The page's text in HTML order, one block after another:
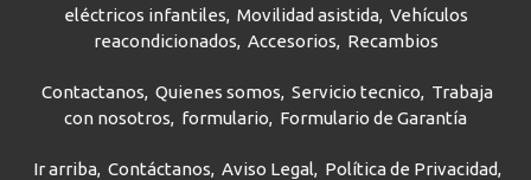
eléctricos infantiles Movilidad asistida Vehículos
reacondicionados Accesorios Recambios
Contactanos Quienes somos Servicio tecnico
Trabaja
con nosotros
formulario Formulario de Garantía
Ir arriba Contáctanos Aviso Legal
Política de Privacidad